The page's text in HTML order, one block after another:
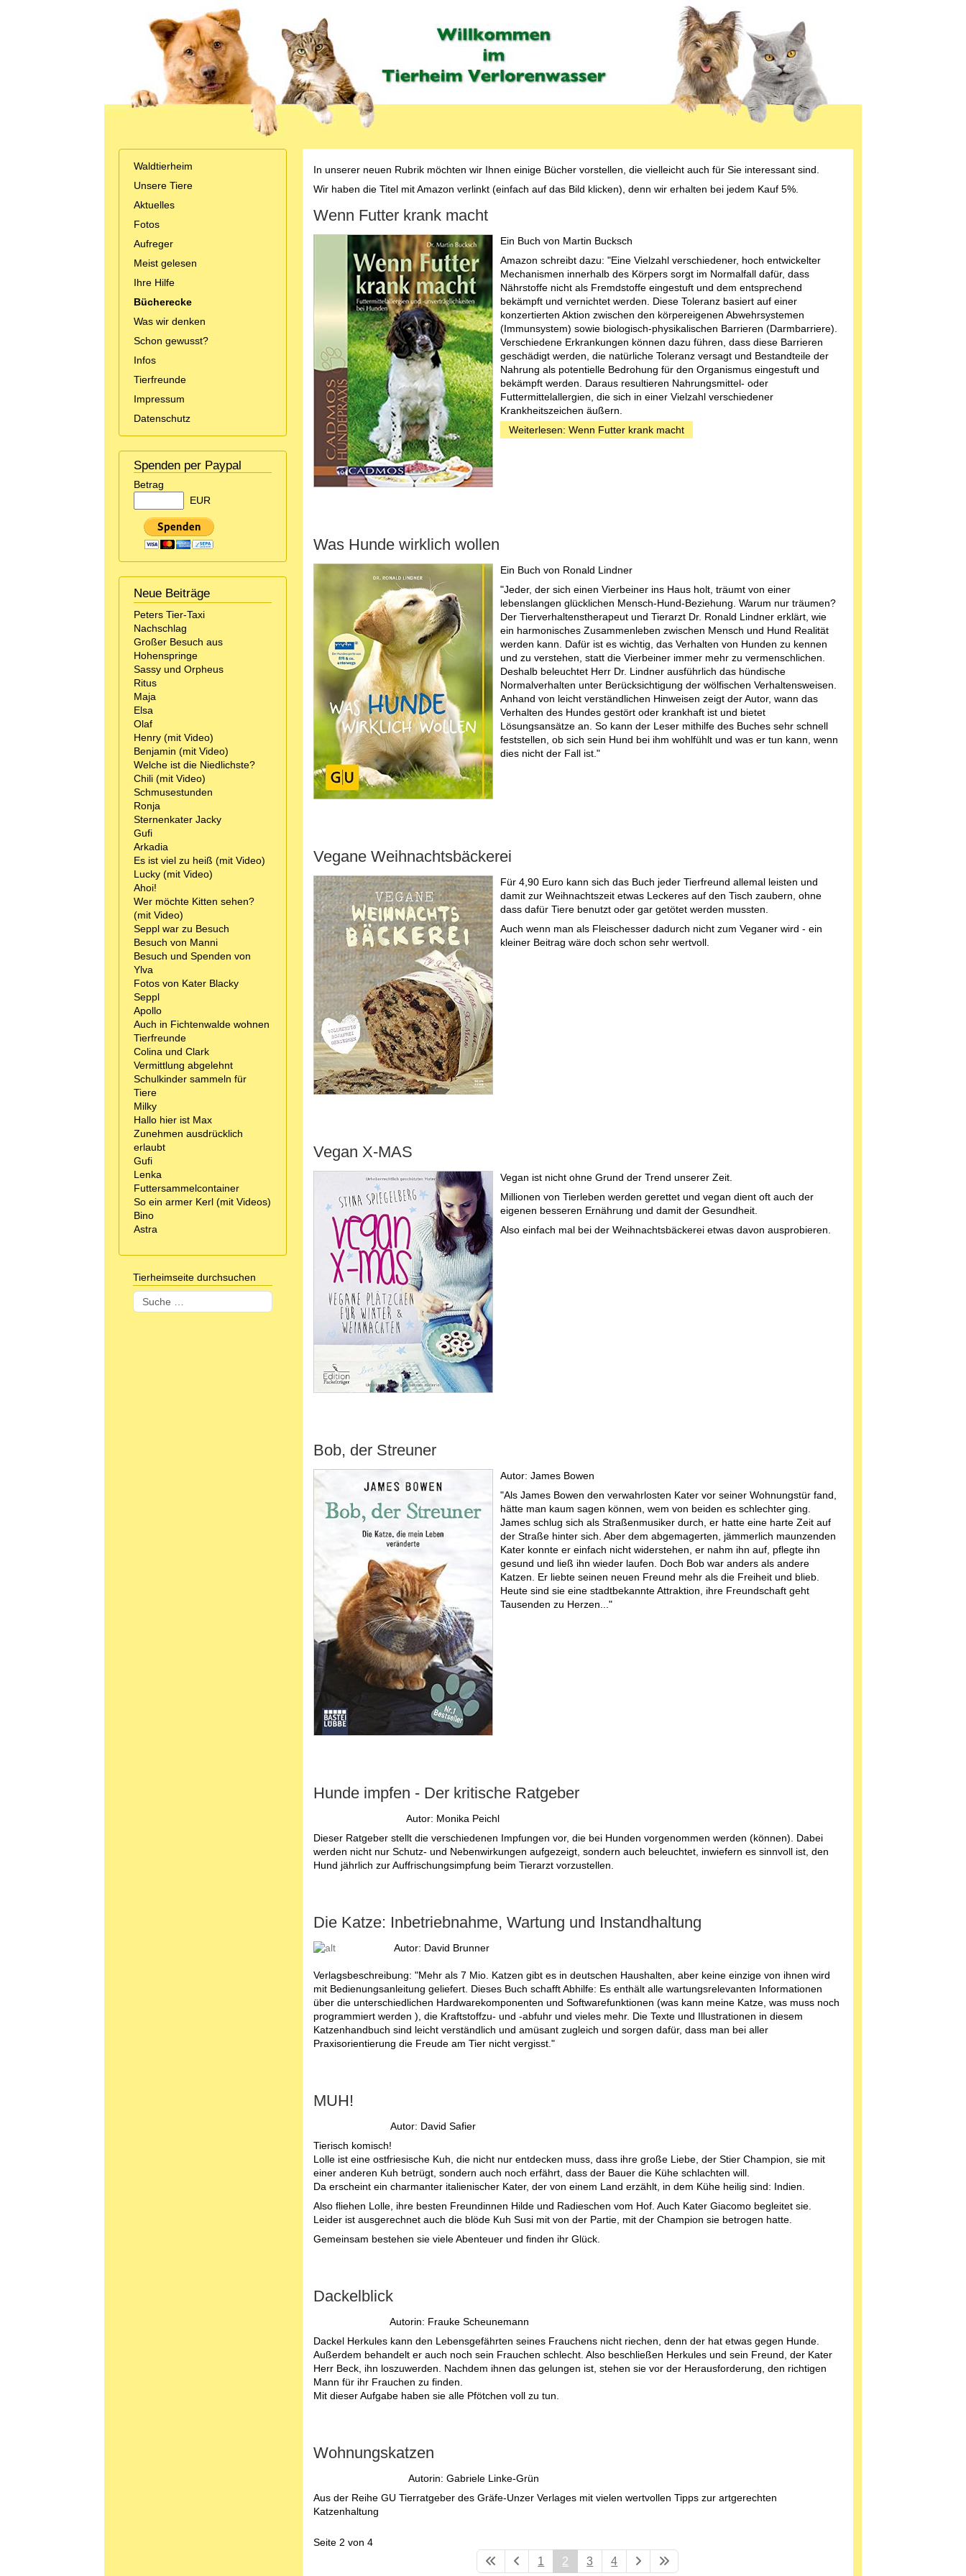
Waldtierheim
Unsere Tiere
Aktuelles
Fotos
Aufreger
Meist gelesen
Ihre Hilfe
Bücherecke
Was wir denken
Schon gewusst?
Infos
Tierfreunde
Impressum
Datenschutz
Spenden per Paypal
Betrag
EUR
Neue Beiträge
Peters Tier-Taxi
Nachschlag
Großer Besuch aus
Hohenspringe
Sassy und Orpheus
Ritus
Maja
Elsa
Olaf
Henry (mit Video)
Benjamin (mit Video)
Welche ist die Niedlichste?
Chili (mit Video)
Schmusestunden
Ronja
Sternenkater Jacky
Gufi
Arkadia
Es ist viel zu heiß (mit Video)
Lucky (mit Video)
Ahoi!
Wer möchte Kitten sehen?
(mit Video)
Seppl war zu Besuch
Besuch von Manni
Besuch und Spenden von
Ylva
Fotos von Kater Blacky
Seppl
Apollo
Auch in Fichtenwalde wohnen
Tierfreunde
Colina und Clark
Vermittlung abgelehnt
Schulkinder sammeln für
Tiere
Milky
Hallo hier ist Max
Zunehmen ausdrücklich
erlaubt
Gufi
Lenka
Futtersammelcontainer
So ein armer Kerl (mit Videos)
Bino
Astra
Tierheimseite durchsuchen
Suchen
In unserer neuen Rubrik möchten wir Ihnen einige Bücher vorstellen, die vielleicht auch für Sie interessant sind.
Wir haben die Titel mit Amazon verlinkt (einfach auf das Bild klicken), denn wir erhalten bei jedem Kauf 5%.
Wenn Futter krank macht
Ein Buch von Martin Bucksch
Amazon schreibt dazu: "Eine Vielzahl verschiedener, hoch entwickelter
Mechanismen innerhalb des Körpers sorgt im Normalfall dafür, dass
Nährstoffe nicht als Fremdstoffe eingestuft und dem entsprechend
bekämpft und vernichtet werden. Diese Toleranz basiert auf einer
konzertierten Aktion zwischen den körpereigenen Abwehrsystemen
(Immunsystem) sowie biologisch-physikalischen Barrieren (Darmbarriere).
Verschiedene Erkrankungen können dazu führen, dass diese Barrieren
geschädigt werden, die natürliche Toleranz versagt und Bestandteile der
Nahrung als potentielle Bedrohung für den Organismus eingestuft und
bekämpft werden. Daraus resultieren Nahrungsmittel- oder
Futtermittelallergien, die sich in einer Vielzahl verschiedener
Krankheitszeichen äußern.
Weiterlesen: Wenn Futter krank macht
Was Hunde wirklich wollen
Ein Buch von Ronald Lindner
"Jeder, der sich einen Vierbeiner ins Haus holt, träumt von einer
lebenslangen glücklichen Mensch-Hund-Beziehung. Warum nur träumen?
Der Tierverhaltenstherapeut und Tierarzt Dr. Ronald Lindner erklärt, wie
ein harmonisches Zusammenleben zwischen Mensch und Hund Realität
werden kann. Dafür ist es wichtig, das Verhalten von Hunden zu kennen
und zu verstehen, statt die Vierbeiner immer mehr zu vermenschlichen.
Deshalb beleuchtet Herr Dr. Lindner ausführlich das hündische
Normalverhalten unter Berücksichtigung der wölfischen Verhaltensweisen.
Anhand von leicht verständlichen Hinweisen zeigt der Autor, wann das
Verhalten des Hundes gestört oder krankhaft ist und bietet
Lösungsansätze an. So kann der Leser mithilfe des Buches sehr schnell
feststellen, ob sich sein Hund bei ihm wohlfühlt und was er tun kann, wenn
dies nicht der Fall ist."
Vegane Weihnachtsbäckerei
Für 4,90 Euro kann sich das Buch jeder Tierfreund allemal leisten und
damit zur Weihnachtszeit etwas Leckeres auf den Tisch zaubern, ohne
dass dafür Tiere benutzt oder gar getötet werden mussten.
Auch wenn man als Fleischesser dadurch nicht zum Veganer wird - ein
kleiner Beitrag wäre doch schon sehr wertvoll.
Vegan X-MAS
Vegan ist nicht ohne Grund der Trend unserer Zeit.
Millionen von Tierleben werden gerettet und vegan dient oft auch der
eigenen besseren Ernährung und damit der Gesundheit.
Also einfach mal bei der Weihnachtsbäckerei etwas davon ausprobieren.
Bob, der Streuner
Autor: James Bowen
"Als James Bowen den verwahrlosten Kater vor seiner Wohnungstür fand,
hätte man kaum sagen können, wem von beiden es schlechter ging.
James schlug sich als Straßenmusiker durch, er hatte eine harte Zeit auf
der Straße hinter sich. Aber dem abgemagerten, jämmerlich maunzenden
Kater konnte er einfach nicht widerstehen, er nahm ihn auf, pflegte ihn
gesund und ließ ihn wieder laufen. Doch Bob war anders als andere
Katzen. Er liebte seinen neuen Freund mehr als die Freiheit und blieb.
Heute sind sie eine stadtbekannte Attraktion, ihre Freundschaft geht
Tausenden zu Herzen..."
Hunde impfen - Der kritische Ratgeber
Autor: Monika Peichl
Dieser Ratgeber stellt die verschiedenen Impfungen vor, die bei Hunden vorgenommen werden (können). Dabei
werden nicht nur Schutz- und Nebenwirkungen aufgezeigt, sondern auch beleuchtet, inwiefern es sinnvoll ist, den
Hund jährlich zur Auffrischungsimpfung beim Tierarzt vorzustellen.
Die Katze: Inbetriebnahme, Wartung und Instandhaltung
Autor: David Brunner
Verlagsbeschreibung: "Mehr als 7 Mio. Katzen gibt es in deutschen Haushalten, aber keine einzige von ihnen wird
mit Bedienungsanleitung geliefert. Dieses Buch schafft Abhilfe: Es enthält alle wartungsrelevanten Informationen
über die unterschiedlichen Hardwarekomponenten und Softwarefunktionen (was kann meine Katze, was muss noch
programmiert werden ), die Kraftstoffzu- und -abfuhr und vieles mehr. Die Texte und Illustrationen in diesem
Katzenhandbuch sind leicht verständlich und amüsant zugleich und sorgen dafür, dass man bei aller
Praxisorientierung die Freude am Tier nicht vergisst."
MUH!
Autor: David Safier
Tierisch komisch!
Lolle ist eine ostfriesische Kuh, die nicht nur entdecken muss, dass ihre große Liebe, der Stier Champion, sie mit
einer anderen Kuh betrügt, sondern auch noch erfährt, dass der Bauer die Kühe schlachten will.
Da erscheint ein charmanter italienischer Kater, der von einem Land erzählt, in dem Kühe heilig sind: Indien.
Also fliehen Lolle, ihre besten Freundinnen Hilde und Radieschen vom Hof. Auch Kater Giacomo begleitet sie.
Leider ist ausgerechnet auch die blöde Kuh Susi mit von der Partie, mit der Champion sie betrogen hatte.
Gemeinsam bestehen sie viele Abenteuer und finden ihr Glück.
Dackelblick
Autorin: Frauke Scheunemann
Dackel Herkules kann den Lebensgefährten seines Frauchens nicht riechen, denn der hat etwas gegen Hunde.
Außerdem behandelt er auch noch sein Frauchen schlecht. Also beschließen Herkules und sein Freund, der Kater
Herr Beck, ihn loszuwerden. Nachdem ihnen das gelungen ist, stehen sie vor der Herausforderung, den richtigen
Mann für ihr Frauchen zu finden.
Mit dieser Aufgabe haben sie alle Pfötchen voll zu tun.
Wohnungskatzen
Autorin: Gabriele Linke-Grün
Aus der Reihe GU Tierratgeber des Gräfe-Unzer Verlages mit vielen wertvollen Tipps zur artgerechten
Katzenhaltung
Seite 2 von 4
1 2 3 4